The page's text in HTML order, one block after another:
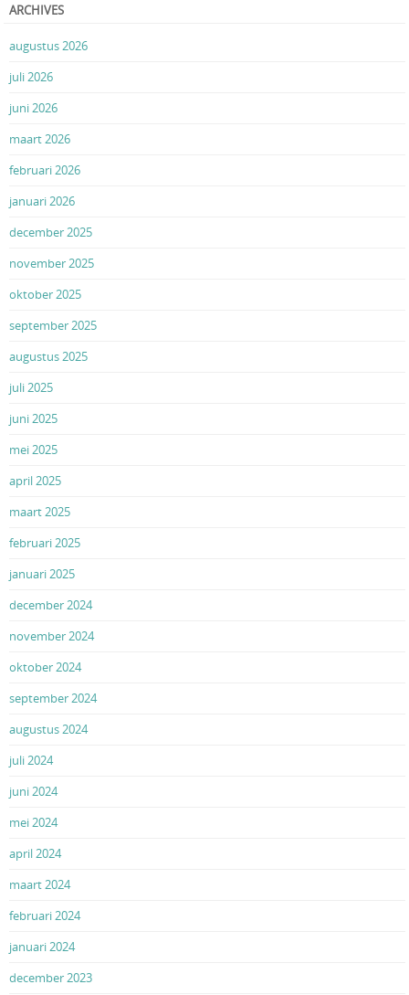
ARCHIVES
augustus 2026
juli 2026
juni 2026
maart 2026
februari 2026
januari 2026
december 2025
november 2025
oktober 2025
september 2025
augustus 2025
juli 2025
juni 2025
mei 2025
april 2025
maart 2025
februari 2025
januari 2025
december 2024
november 2024
oktober 2024
september 2024
augustus 2024
juli 2024
juni 2024
mei 2024
april 2024
maart 2024
februari 2024
januari 2024
december 2023